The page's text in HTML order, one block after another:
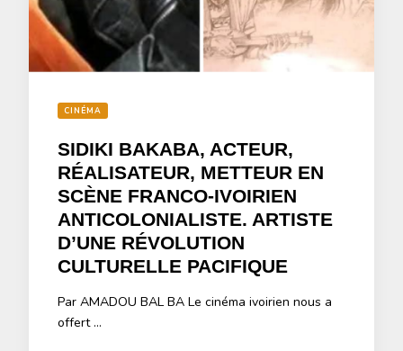
CINÉMA
SIDIKI BAKABA, ACTEUR,
RÉALISATEUR, METTEUR EN
SCÈNE FRANCO-IVOIRIEN
ANTICOLONIALISTE. ARTISTE
D’UNE RÉVOLUTION
CULTURELLE PACIFIQUE
Par AMADOU BAL BA Le cinéma ivoirien nous a
offert …